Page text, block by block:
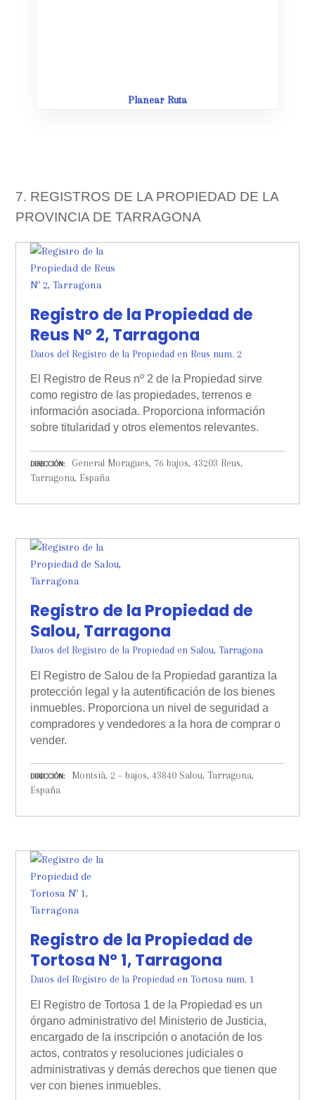
Planear Ruta
7. REGISTROS DE LA PROPIEDAD DE LA
PROVINCIA DE TARRAGONA
Registro de la Propiedad de
Reus Nº 2, Tarragona
Datos del Registro de la Propiedad en Reus num. 2
El Registro de Reus nº 2 de la Propiedad sirve
como registro de las propiedades, terrenos e
información asociada. Proporciona información
sobre titularidad y otros elementos relevantes.
DIRECCIÓN
General Moragues, 76 bajos, 43203 Reus,
Tarragona, España
Registro de la Propiedad de
Salou, Tarragona
Datos del Registro de la Propiedad en Salou, Tarragona
El Registro de Salou de la Propiedad garantiza la
protección legal y la autentificación de los bienes
inmuebles. Proporciona un nivel de seguridad a
compradores y vendedores a la hora de comprar o
vender.
DIRECCIÓN
Montsià, 2 – bajos, 43840 Salou, Tarragona,
España
Registro de la Propiedad de
Tortosa Nº 1, Tarragona
Datos del Registro de la Propiedad en Tortosa num. 1
El Registro de Tortosa 1 de la Propiedad es un
órgano administrativo del Ministerio de Justicia,
encargado de la inscripción o anotación de los
actos, contratos y resoluciones judiciales o
administrativas y demás derechos que tienen que
ver con bienes inmuebles.